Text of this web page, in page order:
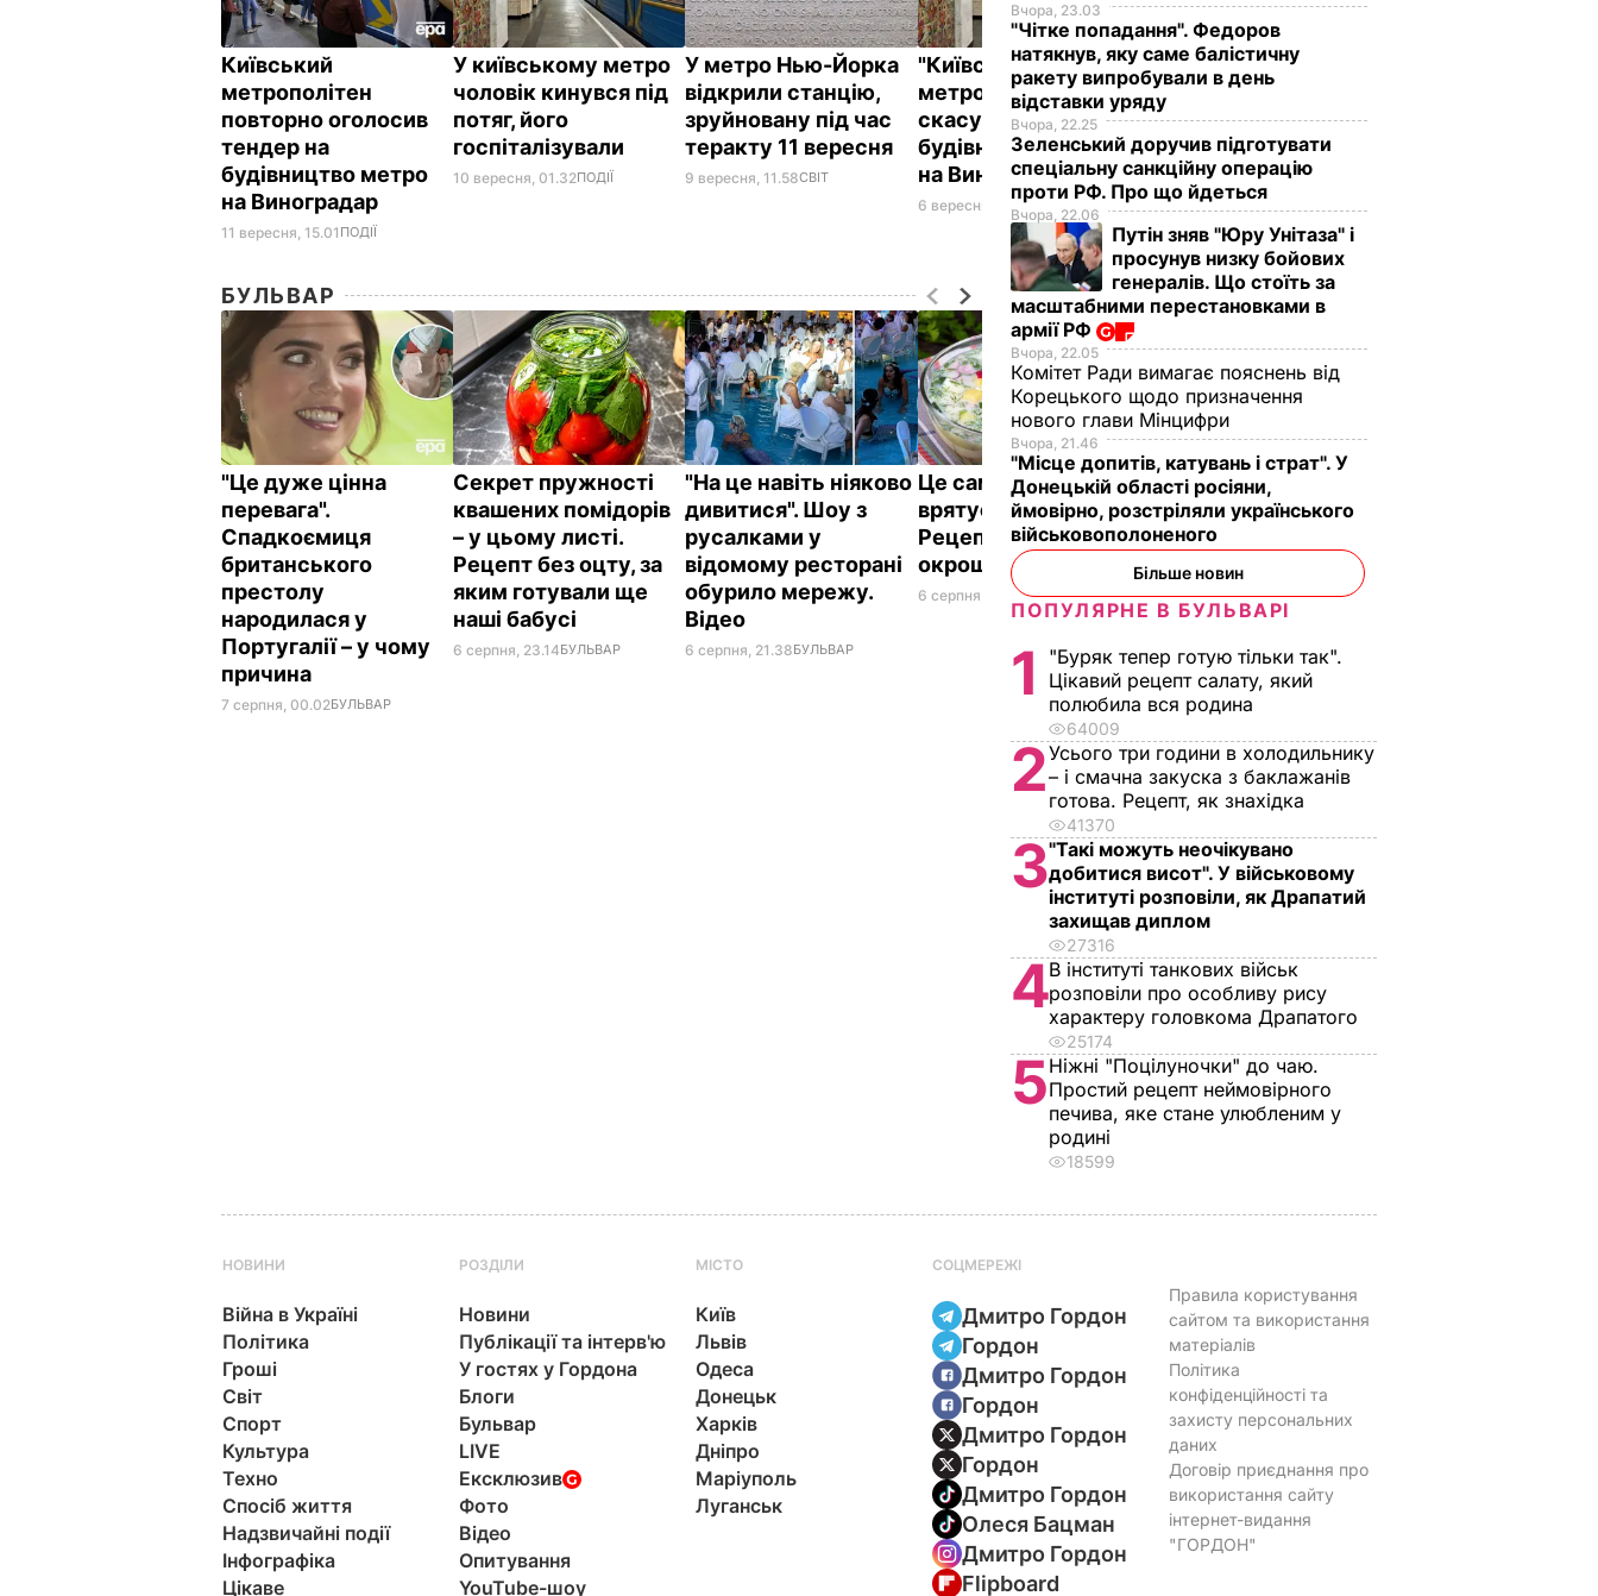
Київський
метрополітен
повторно оголосив
тендер на
будівництво метро
на Виноградар
11 вересня, 15.01 ПОДІЇ
У київському метро
чоловік кинувся під
потяг, його
госпіталізували
10 вересня, 01.32ПОДІЇ
У метро Нью-Йорка
відкрили станцію,
зруйновану під час
теракту 11 вересня
9 вересня, 11.58СВІТ
"Київський
метрополітен"
скасував тендер на
будівництво метро
на Виноградар
6 вересня, 20.06 ПОДІЇ
У Москві затримали
чоловіка,
підозрюваного в
убивстві
поліцейського
3 вересня, 08.59
БУЛЬВАР
"Це дуже цінна
перевага".
Спадкоємиця
британського
престолу
народилася у
Португалії – у чому
причина
7 серпня, 00.02БУЛЬВАР
Секрет пружності
квашених помідорів
– у цьому листі.
Рецепт без оцту, за
яким готували ще
наші бабусі
6 серпня, 23.14БУЛЬВАР
"На це навіть ніяково
дивитися". Шоу з
русалками у
відомому ресторані
обурило мережу.
Відео
6 серпня, 21.38БУЛЬВАР
Це саме те, що
врятує у спеку.
Рецепт смачнючої
окрошки
6 серпня, 18.21БУЛЬВАР
"Хрумкі зовні й ніжні
всередині".
Найсмачніші
смажені кабачки
6 серпня, 18.09БУЛЬВАР
Вчора, 23.03
"Чітке попадання". Федоров
натякнув, яку саме балістичну
ракету випробували в день
відставки уряду
Вчора, 22.25
Зеленський доручив підготувати
спеціальну санкційну операцію
проти РФ. Про що йдеться
Вчора, 22.06
Путін зняв "Юру Унітаза" і
просунув низку бойових
генералів. Що стоїть за
масштабними перестановками в
армії РФ
Вчора, 22.05
Комітет Ради вимагає пояснень від
Корецького щодо призначення
нового глави Мінцифри
Вчора, 21.46
"Місце допитів, катувань і страт". У
Донецькій області росіяни,
ймовірно, розстріляли українського
військовополоненого
Більше новин
ПОПУЛЯРНЕ В БУЛЬВАРІ
1
"Буряк тепер готую тільки так".
Цікавий рецепт салату, який
полюбила вся родина
64009
2Усього три години в холодильнику
– і смачна закуска з баклажанів
готова. Рецепт, як знахідка
41370
3"Такі можуть неочікувано
добитися висот". У військовому
інституті розповіли, як Драпатий
захищав диплом
27316
4В інституті танкових військ
розповіли про особливу рису
характеру головкома Драпатого
25174
5Ніжні "Поцілуночки" до чаю.
Простий рецепт неймовірного
печива, яке стане улюбленим у
родині
18599
НОВИНИ
Війна в Україні
Політика
Гроші
Світ
Спорт
Культура
Техно
Спосіб життя
Надзвичайні події
Інфографіка
Цікаве
РОЗДІЛИ
Новини
Публікації та інтерв'ю
У гостях у Гордона
Блоги
Бульвар
LIVE
Ексклюзив
Фото
Відео
Опитування
YouTube-шоу
МІСТО
Київ
Львів
Одеса
Донецьк
Харків
Дніпро
Маріуполь
Луганськ
СОЦМЕРЕЖІ
Дмитро Гордон
Гордон
Дмитро Гордон
Гордон
Дмитро Гордон
Гордон
Дмитро Гордон
Олеся Бацман
Дмитро Гордон
Flipboard
Правила користування
сайтом та використання
матеріалів
Політика
конфіденційності та
захисту персональних
даних
Договір приєднання про
використання сайту
інтернет-видання
"ГОРДОН"